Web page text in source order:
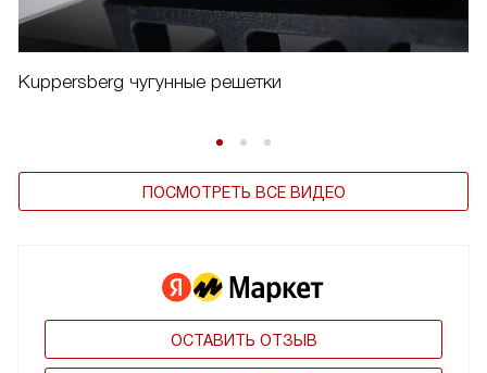
Kuppersberg чугунные решетки
ПОСМОТРЕТЬ ВСЕ ВИДЕО
ОСТАВИТЬ ОТЗЫВ